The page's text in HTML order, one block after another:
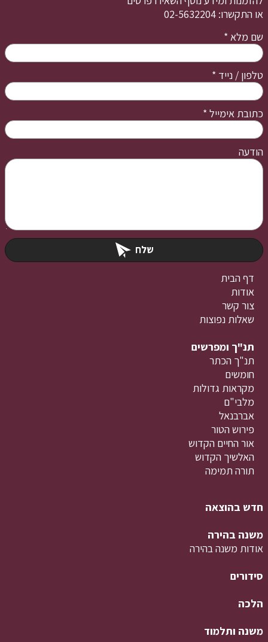
או התקשרו: 02-5632204
שם מלא *
טלפון / נייד *
כתובת אימייל *
הודעה
שלח
דף הבית
אודות
צור קשר
שאלות נפוצות
תנ"ך ומפרשים
תנ"ך הכתר
חומשים
מקראות גדולות
מלבי"ם
אברבנאל
פירוש הטור
אור החיים הקדוש
האלשיך הקדוש
תורה תמימה
חדש בהוצאה
משנה בהירה
אודות משנה בהירה
סידורים
הלכה
משנה ותלמוד